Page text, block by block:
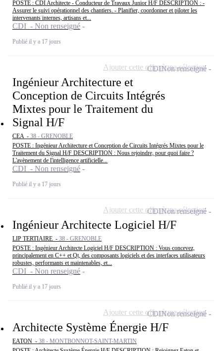
POSTE : CDI Architecte - Conducteur de Travaux Junior H/F DESCRIPTION : -
Assurer le suivi opérationnel des chantiers. - Planifier, coordonner et piloter les
intervenants internes, artisans et...
CDI - Non renseigné
Publié il y a 17 jours
Ingénieur Architecture et
Conception de Circuits Intégrés
Mixtes pour le Traitement du
Signal H/F
CEA - 38 - GRENOBLE
POSTE : Ingénieur Architecture et Conception de Circuits Intégrés Mixtes pour le
Traitement du Signal H/F DESCRIPTION : Nous rejoindre, pour quoi faire ?
L'avènement de l'intelligence artificielle...
CDI - Non renseigné
Publié il y a 17 jours
CDINon renseigné
Ajouter cette offre à ma sélection
Ingénieur Architecte Logiciel H/F
LIP TERTIAIRE - 38 - GRENOBLE
POSTE : Ingénieur Architecte Logiciel H/F DESCRIPTION : Vous concevez,
principalement en C++ et Qt, des composants logiciels et des interfaces utilisateurs
robustes, performants et maintenables, et...
CDI - Non renseigné
Publié il y a 17 jours
CDINon renseigné
Ajouter cette offre à ma sélection
Architecte Système Énergie H/F
EATON - 38 - MONTBONNOT-SAINT-MARTIN
CDINon renseigné
Ajouter cette offre à ma sélection